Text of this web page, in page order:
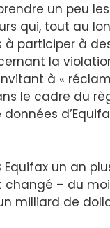
un peu les
qui, tout au
à participer à
la
à «
le cadre du
Equifax un an
changé – du
milliard de